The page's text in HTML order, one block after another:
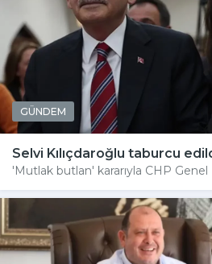
GÜNDEM
Selvi Kılıçdaroğlu taburcu
'Mutlak butlan' kararıyla CHP Genel